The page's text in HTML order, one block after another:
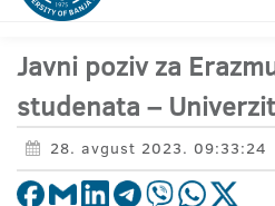
Javni poziv za
studenata –
28. avgust 2023. 09:33:24